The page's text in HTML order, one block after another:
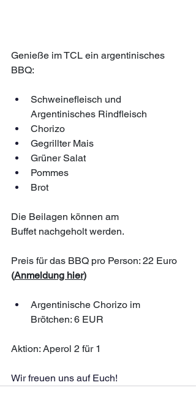
Genieße im TCL ein argentinisches
BBQ:
Schweinefleisch und
Argentinisches Rindfleisch
⁠Chorizo
Gegrillter Mais
Grüner Salat
Pommes
⁠Brot
Die Beilagen können am
Buffet nachgeholt werden.
Preis für das BBQ pro Person: 22 Euro
(Anmeldung hier)
Argentinische Chorizo im
Brötchen: 6 EUR
Aktion: Aperol 2 für 1
Wir freuen uns auf Euch!